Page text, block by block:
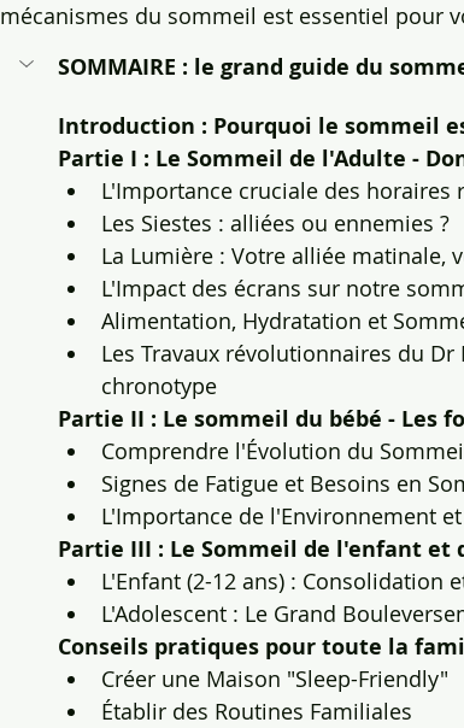
mécanismes du sommeil est essentiel pour
SOMMAIRE : le grand guide du
Introduction : Pourquoi le sommeil
Partie I : Le Sommeil de l'Adulte -
L'Importance cruciale des horaires
Les Siestes : alliées ou ennemies ?
La Lumière : Votre alliée matinale,
L'Impact des écrans sur notre
Alimentation, Hydratation et
Les Travaux révolutionnaires du
chronotype
Partie II : Le sommeil du bébé - Les
Comprendre l'Évolution du
Signes de Fatigue et Besoins en
L'Importance de l'Environnement
Partie III : Le Sommeil de l'enfant et
L'Enfant (2-12 ans) : Consolidation
L'Adolescent : Le Grand
Conseils pratiques pour toute la
Créer une Maison "Sleep-Friendly"
Établir des Routines Familiales